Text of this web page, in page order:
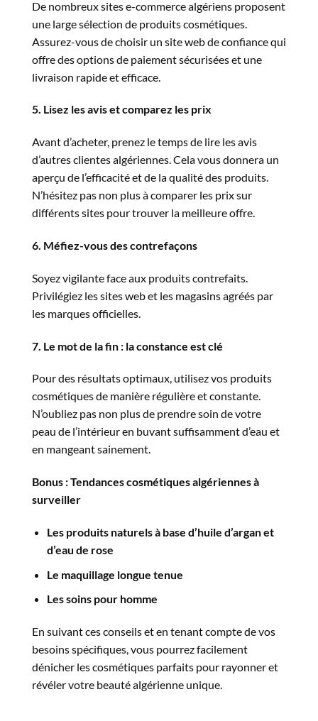
De nombreux sites e-commerce algériens proposent
une large sélection de produits cosmétiques.
Assurez-vous de choisir un site web de confiance qui
offre des options de paiement sécurisées et une
livraison rapide et efficace.
5. Lisez les avis et comparez les prix
Avant d’acheter, prenez le temps de lire les avis
d’autres clientes algériennes. Cela vous donnera un
aperçu de l’efficacité et de la qualité des produits.
N’hésitez pas non plus à comparer les prix sur
différents sites pour trouver la meilleure offre.
6. Méfiez-vous des contrefaçons
Soyez vigilante face aux produits contrefaits.
Privilégiez les sites web et les magasins agréés par
les marques officielles.
7. Le mot de la fin : la constance est clé
Pour des résultats optimaux, utilisez vos produits
cosmétiques de manière régulière et constante.
N’oubliez pas non plus de prendre soin de votre
peau de l’intérieur en buvant suffisamment d’eau et
en mangeant sainement.
Bonus : Tendances cosmétiques algériennes à
surveiller
Les produits naturels à base d’huile d’argan et
d’eau de rose
Le maquillage longue tenue
Les soins pour homme
En suivant ces conseils et en tenant compte de vos
besoins spécifiques, vous pourrez facilement
dénicher les cosmétiques parfaits pour rayonner et
révéler votre beauté algérienne unique.